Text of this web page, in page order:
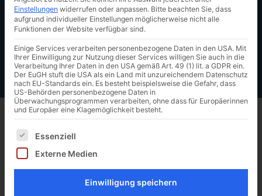
Vermögensplanung
Warum es fahrlässig ist,
wenn Sie keine Strategie für
Ihre Vermögensplanung
haben!
Einstellungen widerrufen oder anpassen. Bitte beachten Sie, dass
aufgrund individueller Einstellungen möglicherweise nicht alle
Funktionen der Website verfügbar sind.
Einige Services verarbeiten personenbezogene Daten in den USA. Mit
Ihrer Einwilligung zur Nutzung dieser Services willigen Sie auch in die
Verarbeitung Ihrer Daten in den USA gemäß Art. 49 (1) lit. a GDPR ein.
Der EuGH stuft die USA als ein Land mit unzureichendem Datenschutz
nach EU-Standards ein. Es besteht beispielsweise die Gefahr, dass
US-Behörden personenbezogene Daten in
Überwachungsprogrammen verarbeiten, ohne dass für Europäerinnen
und Europäer eine Klagemöglichkeit besteht.
Es folgt eine Liste der Service-Gruppen, für die eine
Essenziell
Externe Medien
Einwilligung speichern